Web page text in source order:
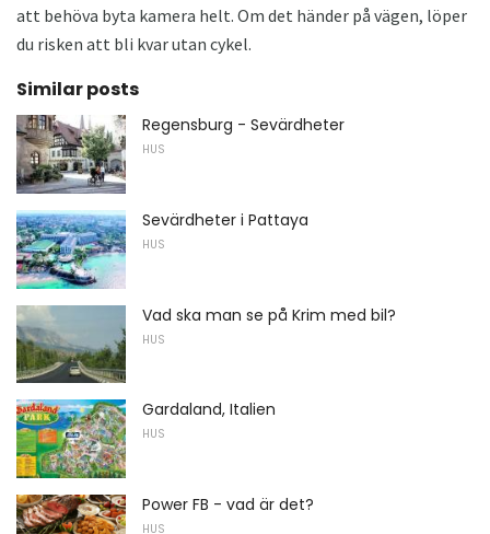
att behöva byta kamera helt. Om det händer på vägen, löper
du risken att bli kvar utan cykel.
Similar posts
Regensburg - Sevärdheter
HUS
Sevärdheter i Pattaya
HUS
Vad ska man se på Krim med bil?
HUS
Gardaland, Italien
HUS
Power FB - vad är det?
HUS